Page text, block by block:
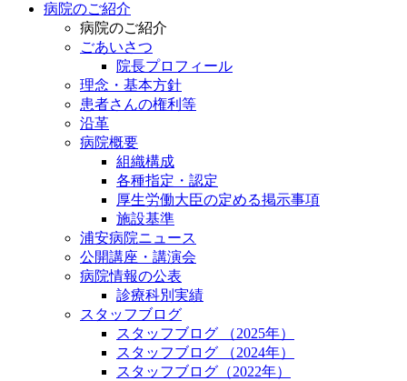
病院のご紹介
病院のご紹介
ごあいさつ
院長プロフィール
理念・基本方針
患者さんの権利等
沿革
病院概要
組織構成
各種指定・認定
厚生労働大臣の定める掲示事項
施設基準
浦安病院ニュース
公開講座・講演会
病院情報の公表
診療科別実績
スタッフブログ
スタッフブログ （2025年）
スタッフブログ （2024年）
スタッフブログ（2022年）